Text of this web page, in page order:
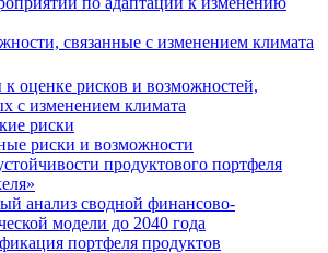
связанные с изменением климата
оценке рисков и возможностей,
с изменением климата
риски
риски и возможности
продуктового портфеля
анализ сводной финансово-
модели до 2040 года
портфеля продуктов